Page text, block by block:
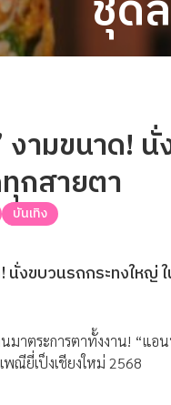
งามขนาด!
กสายตา
บันเทิง
นั่งขบวนรถกระทงใหญ่
าตระการตาทั้งงาน! “แอ
ณียี่เป็งเชียงใหม่ 2568